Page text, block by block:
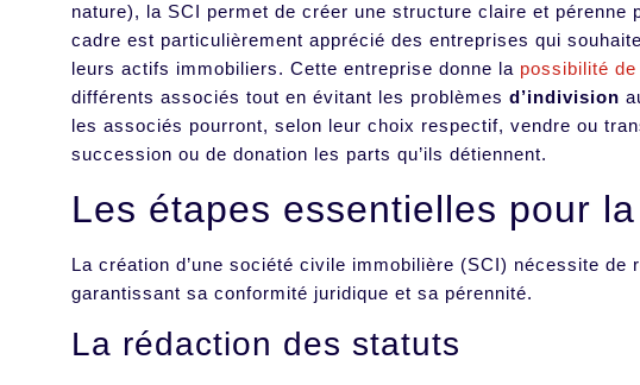
nature), la SCI permet de créer une structure claire et pérenne
cadre est particulièrement apprécié des entreprises qui
leurs actifs immobiliers. Cette entreprise donne la possibilité
différents associés tout en évitant les problèmes d’indivision
les associés pourront, selon leur choix respectif, vendre ou
succession ou de donation les parts qu’ils détiennent.
Les étapes essentielles pour
La création d’une société civile immobilière (SCI) nécessite de
garantissant sa conformité juridique et sa pérennité.
La rédaction des statuts